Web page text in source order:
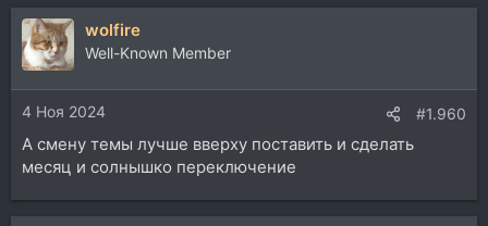
а
к
ц
и
и
:
wolfire
Well-Known Member
4 Ноя 2024 #1.960
А смену темы лучше вверху поставить и сделать
месяц и солнышко переключение